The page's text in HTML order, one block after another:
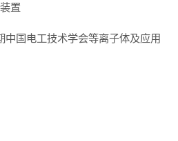
置
中国电工技术学会等离子体及应用